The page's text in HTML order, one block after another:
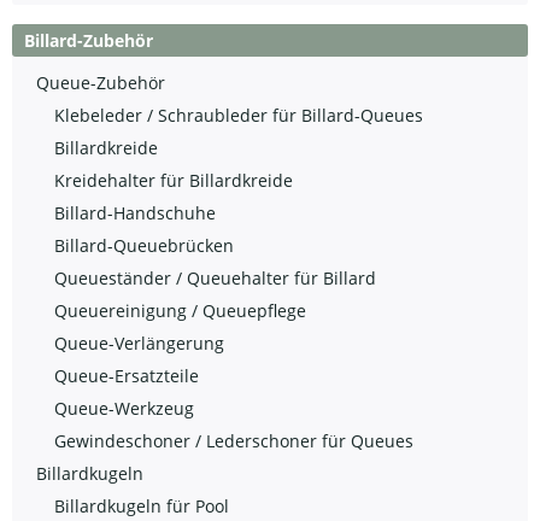
Billard-Zubehör
Queue-Zubehör
Klebeleder / Schraubleder für Billard-Queues
Billardkreide
Kreidehalter für Billardkreide
Billard-Handschuhe
Billard-Queuebrücken
Queueständer / Queuehalter für Billard
Queuereinigung / Queuepflege
Queue-Verlängerung
Queue-Ersatzteile
Queue-Werkzeug
Gewindeschoner / Lederschoner für Queues
Billardkugeln
Billardkugeln für Pool